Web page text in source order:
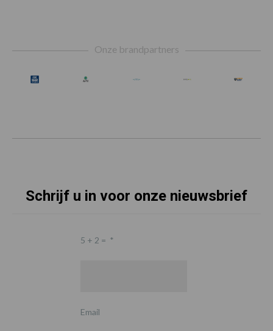
Onze brandpartners
Schrijf u in voor onze nieuwsbrief
5 + 2 = *
Email